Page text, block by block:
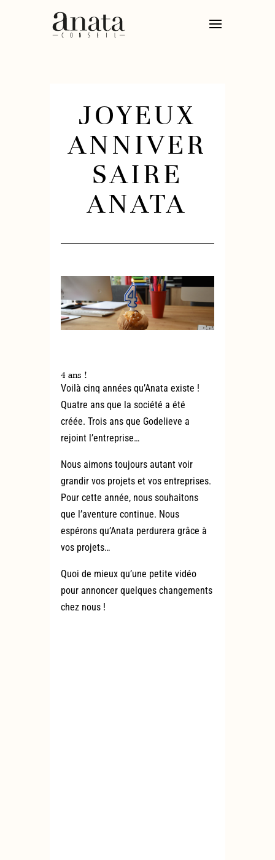
JOYEUX
ANNIVER
SAIRE
ANATA
4 ans !
Voilà cinq années qu’Anata existe !
Quatre ans que la société a été
créée. Trois ans que Godelieve a
rejoint l’entreprise…
Nous aimons toujours autant voir
grandir vos projets et vos entreprises.
Pour cette année, nous souhaitons
que l’aventure continue. Nous
espérons qu’Anata perdurera grâce à
vos projets…
Quoi de mieux qu’une petite vidéo
pour annoncer quelques changements
chez nous !